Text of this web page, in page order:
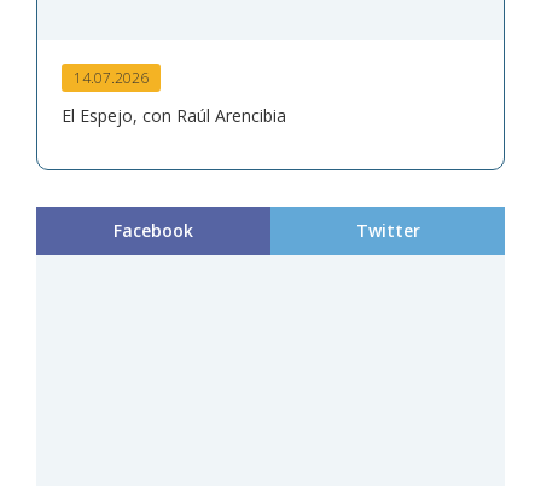
14.07.2026
El Espejo, con Raúl Arencibia
Facebook Twitter